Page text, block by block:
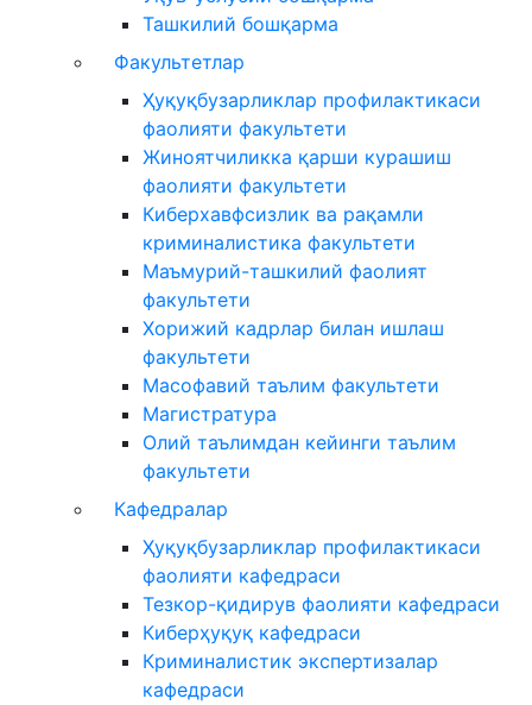
Ташкилий бошқарма
Факультетлар
Ҳуқуқбузарликлар профилактикаси
фаолияти факультети
Жиноятчиликка қарши курашиш
фаолияти факультети
Киберхавфсизлик ва рақамли
криминалистика факультети
Маъмурий-ташкилий фаолият
факультети
Хорижий кадрлар билан ишлаш
факультети
Масофавий таълим факультети
Магистратура
Олий таълимдан кейинги таълим
факультети
Кафедралар
Ҳуқуқбузарликлар профилактикаси
фаолияти кафедраси
Тезкор-қидирув фаолияти кафедраси
Киберҳуқуқ кафедраси
Криминалистик экспертизалар
кафедраси